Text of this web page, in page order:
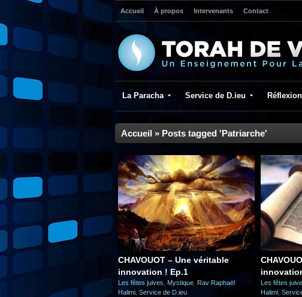
Accueil À propos Intervenants Contact
La Paracha Service de D.ieu Réflexion
Accueil » Posts tagged 'Patriarche'
CHAVOUOT – Une véritable
innovation ! Ep.1
Les fêtes juives Mystique Rav Raphaël
Halimi Service de D.ieu
Les fêtes
Halimi